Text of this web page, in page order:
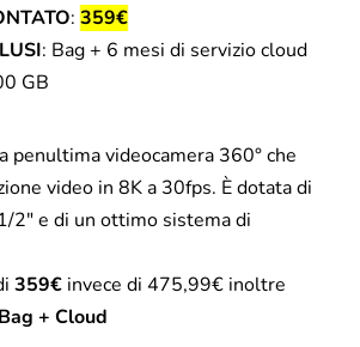
: 359€
: Bag + 6 mesi di servizio cloud
GB
penultima videocamera 360° che
video in 8K a 30fps. È dotata di
2″ e di un ottimo sistema di
359€ invece di 475,99€ inoltre
Bag + Cloud